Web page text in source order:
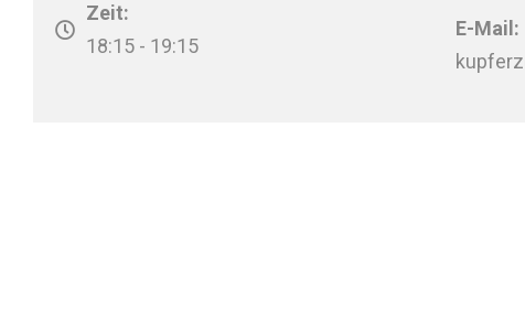
Zeit:
18:15 - 19:15
E-Mail: